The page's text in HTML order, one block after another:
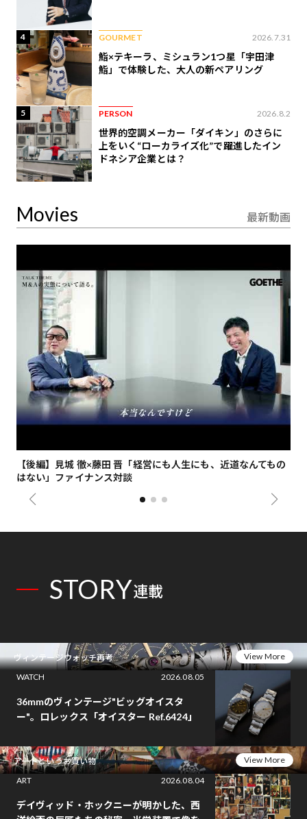
4 GOURMET 2026.7.31
鮨×テキーラ、ミシュラン1つ星「宇田津
鮨」で体験した、大人の新ペアリング
5 PERSON 2026.8.2
世界的空調メーカー「ダイキン」のさらに
上をいく“ローカライズ化”で躍進したイン
ドネシア企業とは？
Movies 最新動画
【後編】見城 徹×藤田 晋「経営にも人生にも、近道なんてもの
はない」ファイナンス対談
STORY連載
ヴィンテージウォッチ再考
View More
WATCH
2026.08.05
36mmのヴィンテージ"ビッグオイスタ
ー"。ロレックス「オイスター Ref.6424」
アートというお買い物
View More
ART
2026.08.04
デイヴィッド・ホックニーが明かした、西